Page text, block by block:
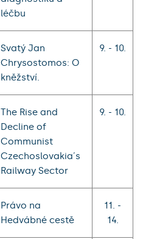
léčbu
Svatý Jan
Chrysostomos: O
kněžství.
9. - 10.
The Rise and
Decline of
Communist
Czechoslovakia´s
Railway Sector
9. - 10.
Právo na
Hedvábné cestě
11. -
14.